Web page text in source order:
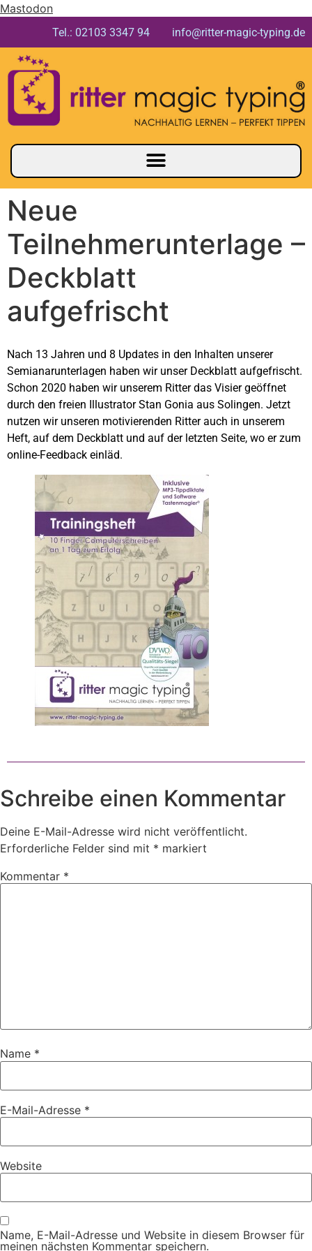
Mastodon
Tel.: 02103 3347 94 info@ritter-magic-typing.de
Neue
Teilnehmerunterlage –
Deckblatt
aufgefrischt
Nach 13 Jahren und 8 Updates in den Inhalten unserer
Semianarunterlagen haben wir unser Deckblatt aufgefrischt.
Schon 2020 haben wir unserem Ritter das Visier geöffnet
durch den freien Illustrator Stan Gonia aus Solingen. Jetzt
nutzen wir unseren motivierenden Ritter auch in unserem
Heft, auf dem Deckblatt und auf der letzten Seite, wo er zum
online-Feedback einläd.
Schreibe einen Kommentar
Deine E-Mail-Adresse wird nicht veröffentlicht.
Erforderliche Felder sind mit * markiert
Kommentar *
Name *
E-Mail-Adresse *
Website
Name, E-Mail-Adresse und Website in diesem Browser für
meinen nächsten Kommentar speichern.